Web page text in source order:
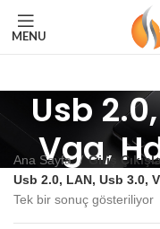
MENU
Usb
Vga,
Ana Sayfa
Giriş
Usb 2.0, LAN, Usb 3.0,
Tek bir sonuç gösteriliyor